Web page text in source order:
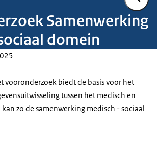
Samenwerking
domein
vooronderzoek biedt de basis voor het
tussen het medisch en
zo de samenwerking medisch - sociaal